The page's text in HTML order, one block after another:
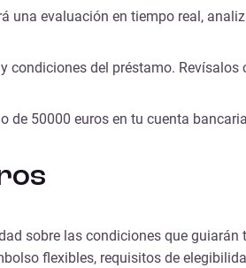
evaluación en tiempo real,
del préstamo.
50000 euros en tu cuenta
sobre las condiciones que
flexibles, requisitos de